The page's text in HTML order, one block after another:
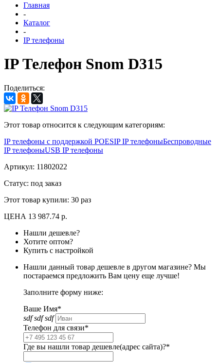
Главная
-
Каталог
-
IP телефоны
IP Телефон Snom D315
Поделиться:
Этот товар относится к следующим категориям:
IP телефоны с поддержкой POESIP IP телефоныБеспроводные
IP телефоныUSB IP телефоны
Артикул: 11802022
Статус: под заказ
Этот товар купили: 30 раз
ЦЕНА 13 987.74 р.
Нашли дешевле?
Хотите оптом?
Купить с настройкой
Нашли данный товар дешевле в другом магазине? Мы
постараемся предложить Вам цену еще лучше!
Заполните форму ниже:
Ваше Имя*
sdf sdf sdf
Телефон для связи*
Где вы нашли товар дешевле(адрес сайта)?*